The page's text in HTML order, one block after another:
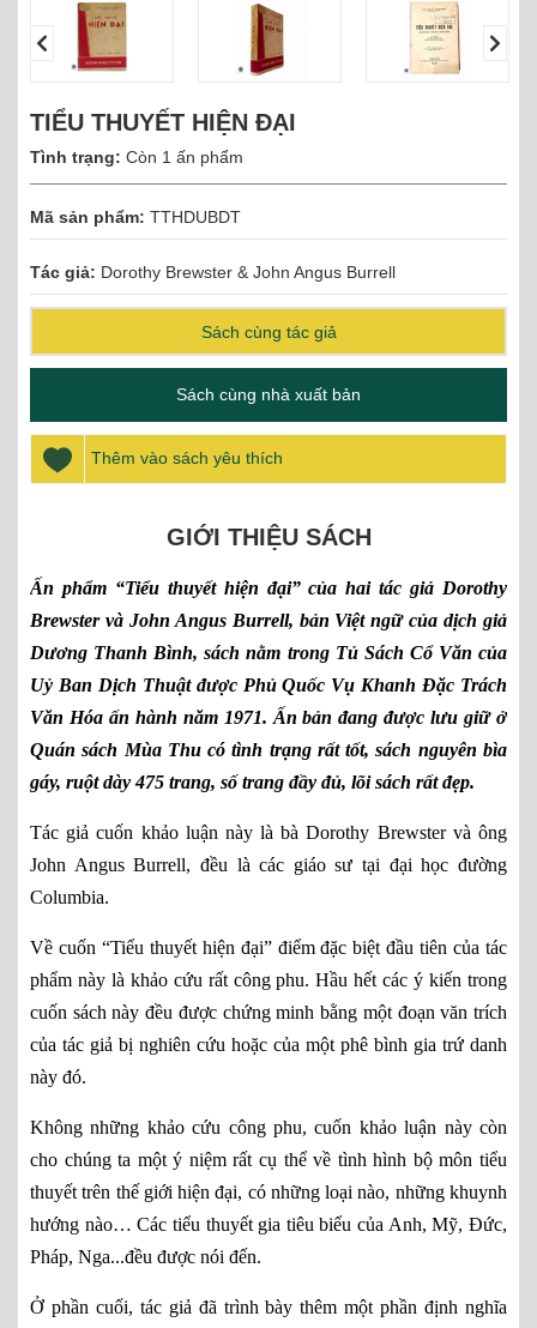
TIỂU THUYẾT HIỆN ĐẠI
Tình trạng: Còn 1 ấn phẩm
Mã sản phẩm: TTHDUBDT
Tác giả: Dorothy Brewster & John Angus Burrell
Sách cùng tác giả
Sách cùng nhà xuất bản
Thêm vào sách yêu thích
GIỚI THIỆU SÁCH
Ấn phẩm “Tiểu thuyết hiện đại” của hai tác giả Dorothy
Brewster và John Angus Burrell, bản Việt ngữ của dịch giả
Dương Thanh Bình, sách nằm trong Tủ Sách Cổ Văn của
Uỷ Ban Dịch Thuật được Phủ Quốc Vụ Khanh Đặc Trách
Văn Hóa ấn hành năm 1971. Ấn bản đang được lưu giữ ở
Quán sách Mùa Thu có tình trạng rất tốt, sách nguyên bìa
gáy, ruột dày 475 trang, số trang đầy đủ, lõi sách rất đẹp.
Tác giả cuốn khảo luận này là bà Dorothy Brewster và ông
John Angus Burrell, đều là các giáo sư tại đại học đường
Columbia.
Về cuốn “Tiểu thuyết hiện đại” điểm đặc biệt đầu tiên của tác
phẩm này là khảo cứu rất công phu. Hầu hết các ý kiến trong
cuốn sách này đều được chứng minh bằng một đoạn văn trích
của tác giả bị nghiên cứu hoặc của một phê bình gia trứ danh
này đó.
Không những khảo cứu công phu, cuốn khảo luận này còn
cho chúng ta một ý niệm rất cụ thể về tình hình bộ môn tiểu
thuyết trên thế giới hiện đại, có những loại nào, những khuynh
hướng nào… Các tiểu thuyết gia tiêu biểu của Anh, Mỹ, Đức,
Pháp, Nga...đều được nói đến.
Ở phần cuối, tác giả đã trình bày thêm một phần định nghĩa